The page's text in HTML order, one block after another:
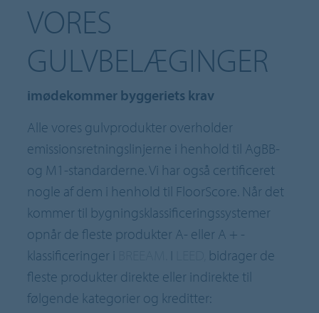
VORES
GULVBELÆGINGER
imødekommer byggeriets krav
Alle vores gulvprodukter overholder
emissionsretningslinjerne i henhold til AgBB-
og M1-standarderne. Vi har også certificeret
nogle af dem i henhold til FloorScore. Når det
kommer til bygningsklassificeringssystemer
opnår de fleste produkter A- eller A + -
klassificeringer i
bidrager de
fleste produkter direkte eller indirekte til
følgende kategorier og kreditter: